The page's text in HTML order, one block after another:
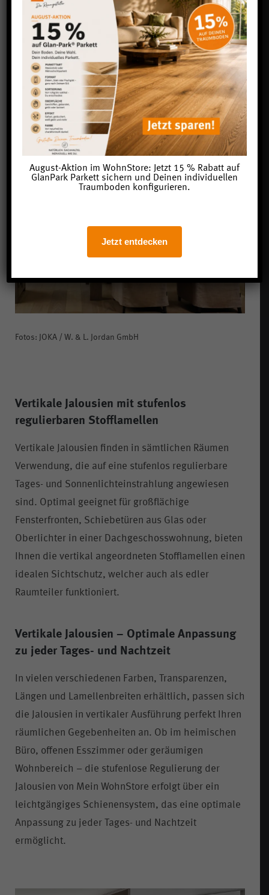
Fotos: JOKA / W. & L. Jordan GmbH
Vertikale Jalousien mit stufenlos
regulierbaren Stofflamellen
Vertikale Jalousien finden in sämtlichen Räumen
Verwendung, die auf eine stufenlos regulierbare
Tages- und Sonnenlichteinstrahlung angewiesen
sind. Optimal geeignet für großflächige
Fensterfronten, Schiebetüren aus Glas oder
Oberlichter in einer Dachgeschosswohnung, bieten
Ihnen die vertikal angeordneten Stofflamellen einen
idealen Sichtschutz, welcher auch als edler
Raumteiler funktioniert.
Vertikale Jalousien – Optimale Anpassung
zu jeder Tages- und Nachtzeit
In vielen verschiedenen Farben, Transparenzen,
Längen und Lamellenbreiten erhältlich, passen sich
die Jalousien in vertikaler Ausführung perfekt Ihren
räumlichen Gegebenheiten an. Ob im heimischen
Büro, offenen Esszimmer oder geräumigen
Wohnbereich – die stufenlose Regulierung der
Jalousien von Mein WohnStore erfolgt über ein
leichtgängiges Schienensystem, das eine optimale
Anpassung zu jeder Tages- und Nachtzeit
ermöglicht.
August-Aktion im WohnStore: Jetzt 15 % Rabatt auf
GlanPark Parkett sichern und Deinen individuellen
Traumboden konfigurieren.
Jetzt entdecken